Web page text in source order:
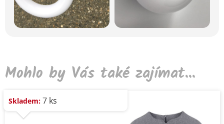
Mohlo by Vás také zajímat...
Skladem: 7 ks